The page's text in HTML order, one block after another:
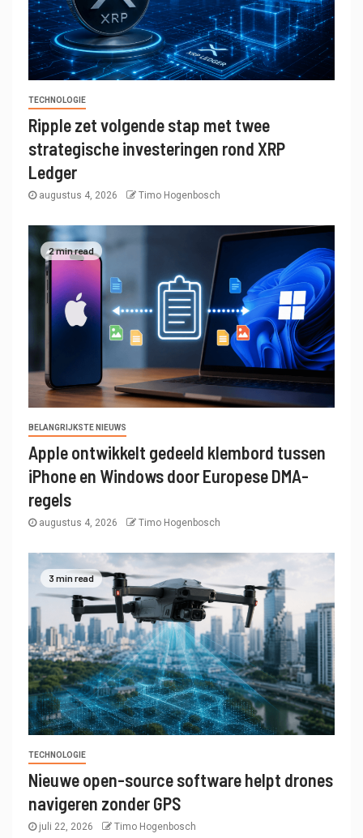
TECHNOLOGIE
Ripple zet volgende stap met twee
strategische investeringen rond XRP
Ledger
augustus 4, 2026 Timo Hogenbosch
2 min read
BELANGRIJKSTE NIEUWS
Apple ontwikkelt gedeeld klembord tussen
iPhone en Windows door Europese DMA-
regels
augustus 4, 2026 Timo Hogenbosch
3 min read
TECHNOLOGIE
Nieuwe open-source software helpt drones
navigeren zonder GPS
juli 22, 2026 Timo Hogenbosch